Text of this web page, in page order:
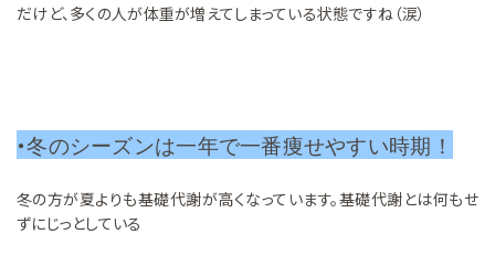
だけど、多くの人が体重が増えてしまっている状態ですね（涙）
・冬のシーズンは一年で一番痩せやすい時期！
冬の方が夏よりも基礎代謝が高くなっています。基礎代謝とは何もせ
ずにじっとしている